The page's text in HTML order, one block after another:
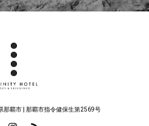
那覇市 | 那覇市指令健保生第2569号